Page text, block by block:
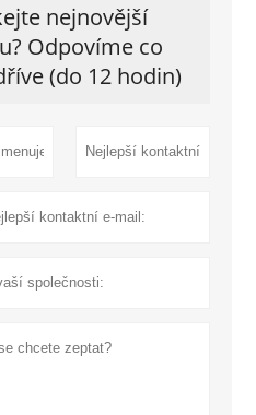
nejnovější
Odpovíme co
(do 12 hodin)